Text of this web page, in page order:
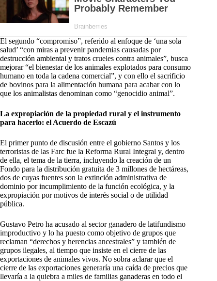
El segundo “compromiso”, referido al enfoque de ‘una sola
salud’ “con miras a prevenir pandemias causadas por
destrucción ambiental y tratos crueles contra animales”, busca
mejorar “el bienestar de los animales explotados para consumo
humano en toda la cadena comercial”, y con ello el sacrificio
de bovinos para la alimentación humana para acabar con lo
que los animalistas denominan como “genocidio animal”.
La expropiación de la propiedad rural y el instrumento
para hacerlo: el Acuerdo de Escazú
El primer punto de discusión entre el gobierno Santos y los
terroristas de las Farc fue la Reforma Rural Integral y, dentro
de ella, el tema de la tierra, incluyendo la creación de un
Fondo para la distribución gratuita de 3 millones de hectáreas,
dos de cuyas fuentes son la extinción administrativa de
dominio por incumplimiento de la función ecológica, y la
expropiación por motivos de interés social o de utilidad
pública.
Gustavo Petro ha acusado al sector ganadero de latifundismo
improductivo y lo ha puesto como objetivo de grupos que
reclaman “derechos y herencias ancestrales” y también de
grupos ilegales, al tiempo que insiste en el cierre de las
exportaciones de animales vivos. No sobra aclarar que el
cierre de las exportaciones generaría una caída de precios que
llevaría a la quiebra a miles de familias ganaderas en todo el